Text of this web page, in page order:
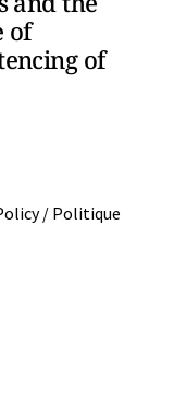
of
of
/ Politique